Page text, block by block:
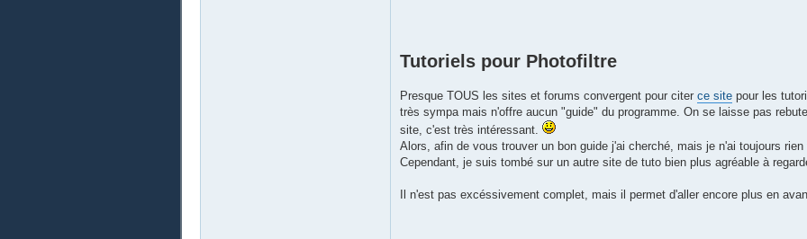
Tutoriels pour Photofiltre
Presque TOUS les sites et forums convergent pour citer ce sitepour les
très sympa mais n'offre aucun "guide" du programme. On se laisse pas
site, c'est très intéressant.
Alors, afin de vous trouver un bon guide j'ai cherché, mais je n'ai toujours rien
Cependant, je suis tombé sur un autre site de tuto bien plus agréable à
Il n'est pas excéssivement complet, mais il permet d'aller encore plus en